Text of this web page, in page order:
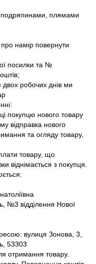
плямами
намір повернути
посилки та №
робочих днів ми
покупцю нового товару
відправка нового
та огляду товару,
товару, що
віднімається з покупця.
№3 відділення Нової
вулиця Зонова, 3,
53303
отримання товару.